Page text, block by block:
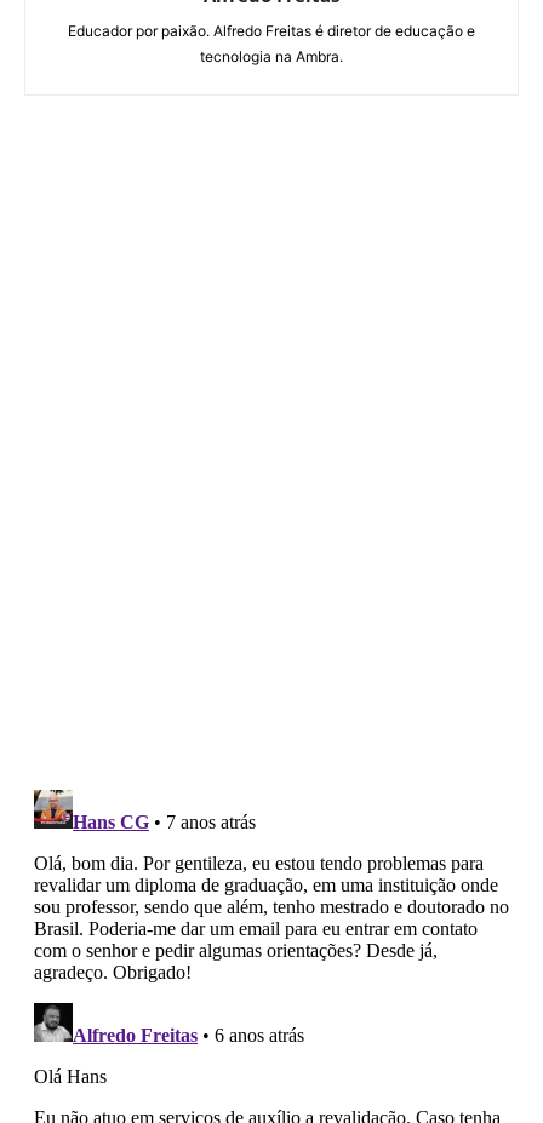
Educador por paixão. Alfredo Freitas é diretor de educação e
tecnologia na Ambra.